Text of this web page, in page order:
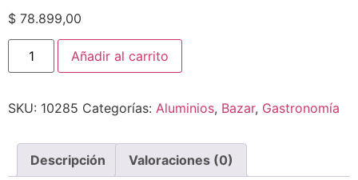
$ 78.899,00
Añadir al carrito
SKU: 10285 Categorías: Aluminios, Bazar, Gastronomía
Descripción Valoraciones (0)